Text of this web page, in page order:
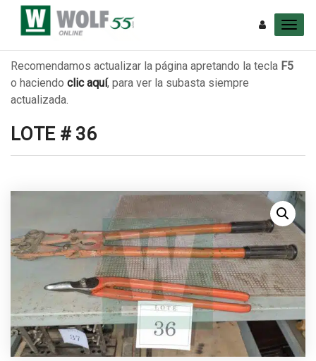
Recomendamos actualizar la página apretando la tecla F5
o haciendo clic aquí, para ver la subasta siempre
actualizada.
LOTE # 36